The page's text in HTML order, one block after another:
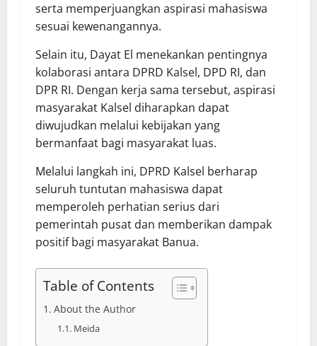
serta memperjuangkan aspirasi mahasiswa
sesuai kewenangannya.
Selain itu, Dayat El menekankan pentingnya
kolaborasi antara DPRD Kalsel, DPD RI, dan
DPR RI. Dengan kerja sama tersebut, aspirasi
masyarakat Kalsel diharapkan dapat
diwujudkan melalui kebijakan yang
bermanfaat bagi masyarakat luas.
Melalui langkah ini, DPRD Kalsel berharap
seluruh tuntutan mahasiswa dapat
memperoleh perhatian serius dari
pemerintah pusat dan memberikan dampak
positif bagi masyarakat Banua.
Table of Contents
About the Author
Meida